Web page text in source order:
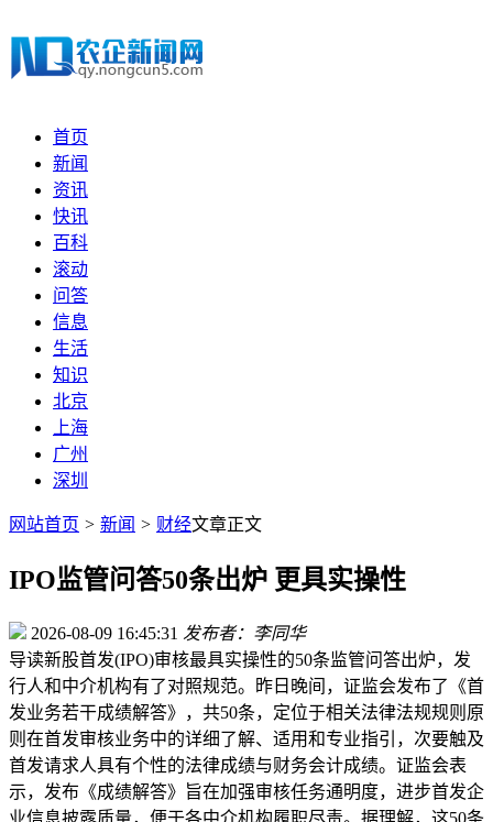
首页
新闻
资讯
快讯
百科
滚动
问答
信息
生活
知识
北京
上海
广州
深圳
网站首页 > 新闻 > 财经文章正文
IPO监管问答50条出炉 更具实操性
2026-08-09 16:45:31 发布者：李同华
导读新股首发(IPO)审核最具实操性的50条监管问答出炉，发
行人和中介机构有了对照规范。昨日晚间，证监会发布了《首
发业务若干成绩解答》，共50条，定位于相关法律法规规则原
则在首发审核业务中的详细了解、适用和专业指引，次要触及
首发请求人具有个性的法律成绩与财务会计成绩。证监会表
示，发布《成绩解答》旨在加强审核任务通明度，进步首发企
业信息披露质量，便于各中介机构履职尽责。据理解，这50条